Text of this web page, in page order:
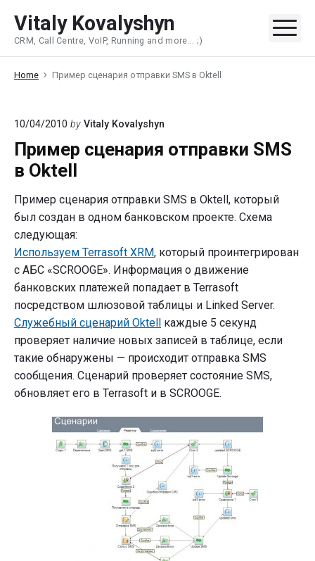
content
Vitaly Kovalyshyn
CRM, Call Centre, VoIP, Running and more... ;)
Home Пример сценария отправки SMS в Oktell
10/04/2010 by Vitaly Kovalyshyn
Пример сценария отправки SMS
в Oktell
Пример сценария отправки SMS в Oktell, который
был создан в одном банковском проекте. Схема
следующая:
Используем Terrasoft XRM, который проинтегрирован
с АБС «SCROOGE». Информация о движение
банковских платежей попадает в Terrasoft
посредством шлюзовой таблицы и Linked Server.
Служебный сценарий Oktell каждые 5 секунд
проверяет наличие новых записей в таблице, если
такие обнаружены — происходит отправка SMS
сообщения. Сценарий проверяет состояние SMS,
обновляет его в Terrasoft и в SCROOGE.